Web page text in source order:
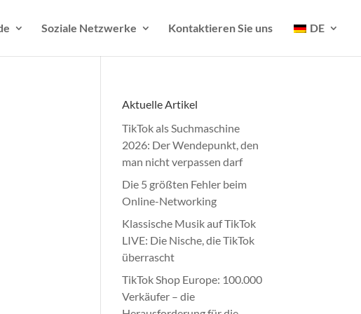
Soziale Netzwerke Kontaktieren Sie uns DE
Aktuelle Artikel
TikTok als Suchmaschine
2026: Der Wendepunkt, den
man nicht verpassen darf
Die 5 größten Fehler beim
Online-Networking
Klassische Musik auf TikTok
LIVE: Die Nische, die TikTok
überrascht
TikTok Shop Europe: 100.000
Verkäufer – die